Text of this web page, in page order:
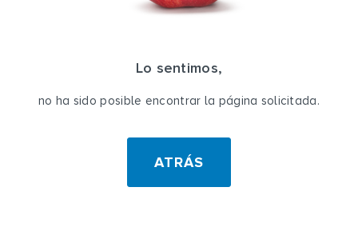
Lo sentimos,
no ha sido posible encontrar la página solicitada.
ATRÁS